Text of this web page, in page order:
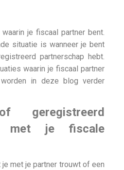
je fiscaal partner bent.
situatie is wanneer je bent
partnerschap hebt.
waarin je fiscaal partner
in deze blog verder
geregistreerd
met je fiscale
met je partner trouwt of een